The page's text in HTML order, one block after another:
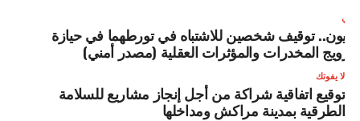
توقيف شخصين للاشتباه في تورطهما في حيازة
المخدرات والمؤثرات العقلية (مصدر أمني)
لا يفوتك
توقيع اتفاقية شراكة من أجل إنجاز مشاريع للسلامة
الطرقية بمدينة مراكش ومداخلها